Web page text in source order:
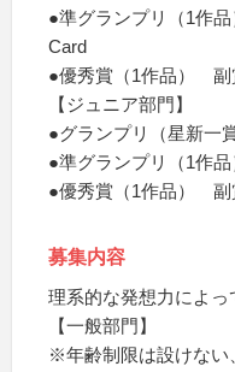
●準グランプリ（1作
Card
●優秀賞（1作品） 副
【ジュニア部門】
●グランプリ（星新一
●準グランプリ（1作
●優秀賞（1作品） 副
募集内容
理系的な発想力によ
【一般部門】
※年齢制限は設けない